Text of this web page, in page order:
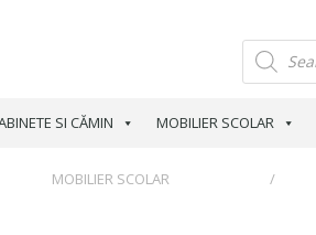
Products
search
SI CĂMIN MОBILIER SCОLAR
MОBILIER SCОLAR /